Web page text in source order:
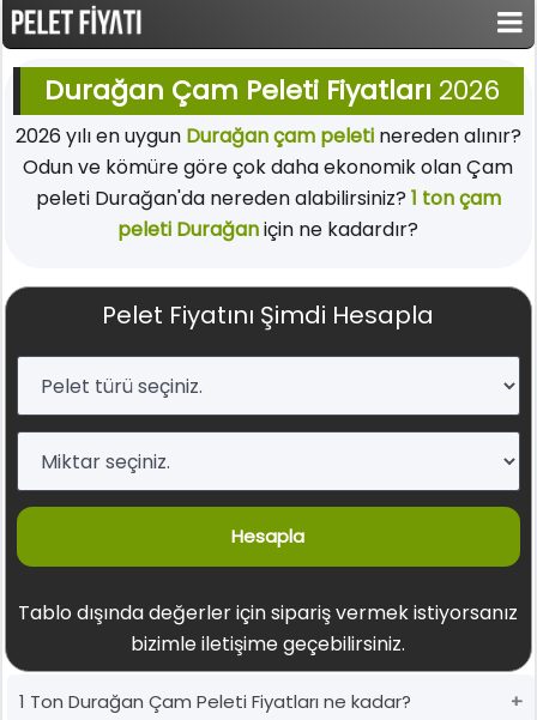
Durağan Çam Peleti Fiyatları 2026
2026 yılı en uygun Durağan çam peletinereden alınır?
Odun ve kömüre göre çok daha ekonomik olan Çam
peleti Durağan'da nereden alabilirsiniz? 1 ton çam
peleti Durağaniçin ne kadardır?
Pelet Fiyatını Şimdi Hesapla
Hesapla
Tablo dışında değerler için sipariş vermek istiyorsanız
bizimle iletişime geçebilirsiniz.
1 Ton Durağan Çam Peleti Fiyatları ne kadar?